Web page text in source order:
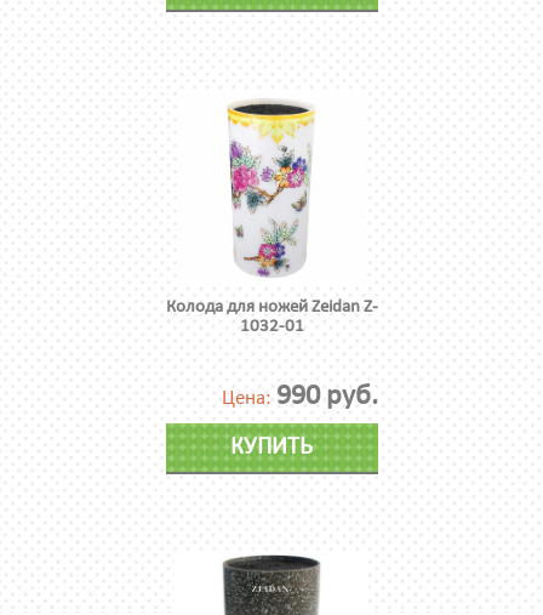
Колода для ножей Zeidan Z-
1032-01
Цена: 990 руб.
КУПИТЬ